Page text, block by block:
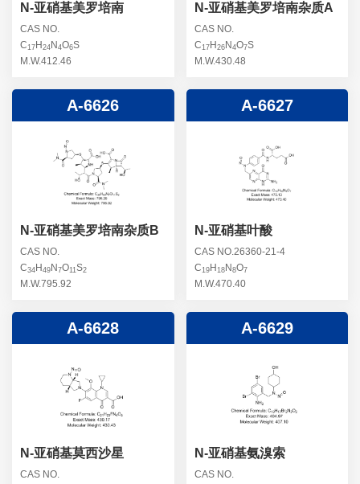
N-亚硝基美罗培南
CAS NO.
C17 H 24 N 4O6S
M.W.412.46
N-亚硝基美罗培南杂质A
CAS NO.
C17H 26N 4O7S
M.W.430.48
A-6626
N-亚硝基美罗培南杂质B
CAS NO.
C34 H 49 N 7O11S2
M.W.795.92
A-6627
N-亚硝基叶酸
CAS NO.26360-21-4
C19H 18N 8O7
M.W.470.40
A-6628
N-亚硝基莫西沙星
CAS NO.
A-6629
N-亚硝基氨溴索
CAS NO.